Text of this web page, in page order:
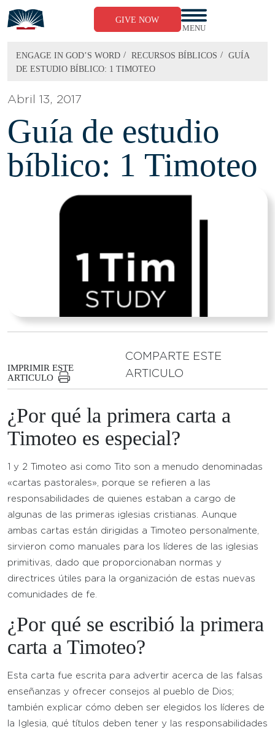
content
GIVE NOW
MENU
ENGAGE IN GOD’S WORD / RECURSOS BÍBLICOS​ / GUÍA
DE ESTUDIO BÍBLICO: 1 TIMOTEO
Abril 13, 2017
Guía de estudio
bíblico: 1 Timoteo
IMPRIMIR ESTE
ARTICULO
COMPARTE ESTE
ARTICULO
¿Por qué la primera carta a
Timoteo es especial?
1 y 2 Timoteo asi como Tito son a menudo denominadas
«cartas pastorales», porque se refieren a las
responsabilidades de quienes estaban a cargo de
algunas de las primeras iglesias cristianas. Aunque
ambas cartas están dirigidas a Timoteo personalmente,
sirvieron como manuales para los líderes de las iglesias
primitivas, dado que proporcionaban normas y
directrices útiles para la organización de estas nuevas
comunidades de fe.
¿Por qué se escribió la primera
carta a Timoteo?
Esta carta fue escrita para advertir acerca de las falsas
enseñanzas y ofrecer consejos al pueblo de Dios;
también explicar cómo deben ser elegidos los líderes de
la Iglesia, qué títulos deben tener y las responsabilidades